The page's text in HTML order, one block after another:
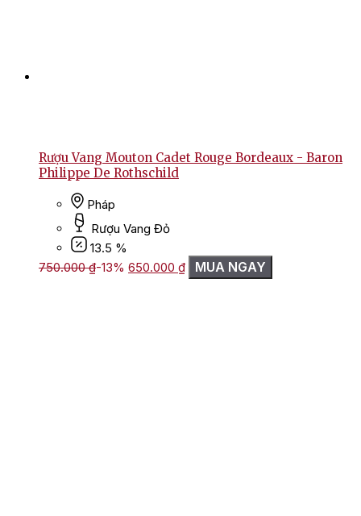
Rượu Vang Mouton Cadet Rouge Bordeaux - Baron
Philippe De Rothschild
Pháp
Rượu Vang Đỏ
13.5 %
750.000₫-13% Giá
gốc
650.000 ₫Giá
hiện
MUA NGAY